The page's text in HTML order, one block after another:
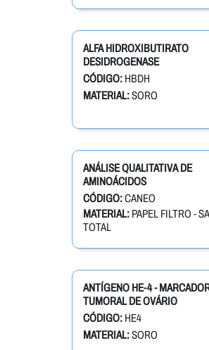
ALFA HIDROXIBUTIRATO
DESIDROGENASE
CÓDIGO: HBDH
MATERIAL:SORO
ANÁLISE QUALITATIVA DE
AMINOÁCIDOS
CÓDIGO:CANEO
MATERIAL: PAPEL FILTRO -
TOTAL
ANTÍGENO HE-4 -
TUMORAL DE OVÁRIO
CÓDIGO: HE4
MATERIAL:SORO